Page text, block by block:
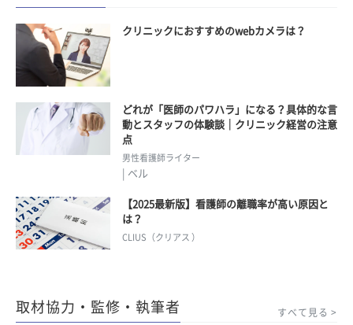
クリニックにおすすめのwebカメラは？
どれが「医師のパワハラ」になる？具体的な言
動とスタッフの体験談｜クリニック経営の注意
点
男性看護師ライター
| ベル
【2025最新版】看護師の離職率が高い原因と
は？
CLIUS（クリアス ）
取材協力・監修・執筆者 すべて見る